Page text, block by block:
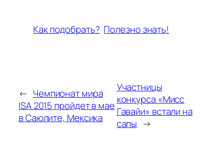
Как подобрать? Полезно знать!
← Чемпионат мира
ISA 2015 пройдет в мае
в Саюлите, Мексика
Участницы
конкурса «Мисс
Гавайи» встали на
сапы →